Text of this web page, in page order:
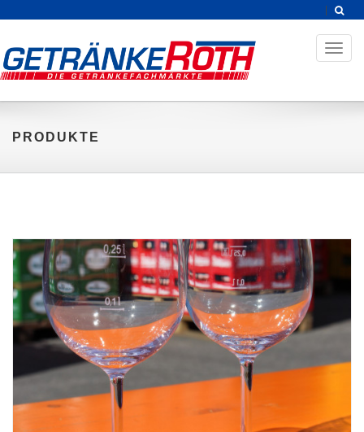
PRODUKTE